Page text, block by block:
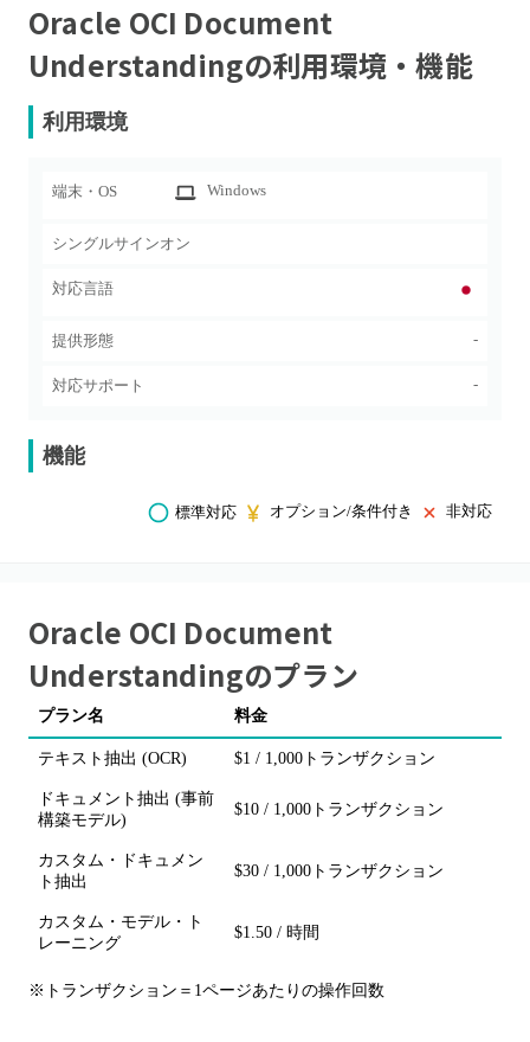
Oracle OCI Document
Understandingの利用環境・機能
利用環境
端末・OS Windows
シングルサインオン
対応言語
提供形態 -
対応サポート -
機能
標準対応 オプション/条件付き 非対応
Oracle OCI Document
Understandingのプラン
プラン名 料金
テキスト抽出 (OCR) $1 / 1,000トランザクション
ドキュメント抽出 (事前
構築モデル)
$10 / 1,000トランザクション
カスタム・ドキュメン
ト抽出
$30 / 1,000トランザクション
カスタム・モデル・ト
レーニング
$1.50 / 時間
※トランザクション＝1ページあたりの操作回数